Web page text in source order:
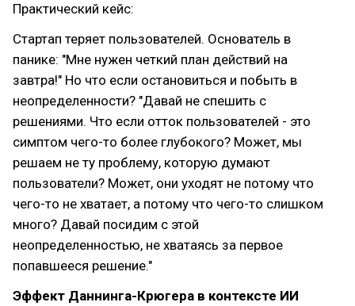
Практический кейс:
Стартап теряет пользователей. Основатель в
панике: "Мне нужен четкий план действий на
завтра!" Но что если остановиться и побыть в
неопределенности? "Давай не спешить с
решениями. Что если отток пользователей - это
симптом чего-то более глубокого? Может, мы
решаем не ту проблему, которую думают
пользователи? Может, они уходят не потому что
чего-то не хватает, а потому что чего-то слишком
много? Давай посидим с этой
неопределенностью, не хватаясь за первое
попавшееся решение."
Эффект Даннинга-Крюгера в контексте ИИ